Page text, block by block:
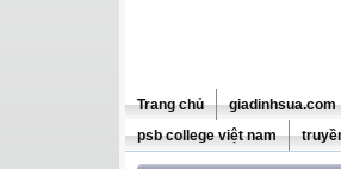
Trang chủ giadinhsua.com
psb college việt nam